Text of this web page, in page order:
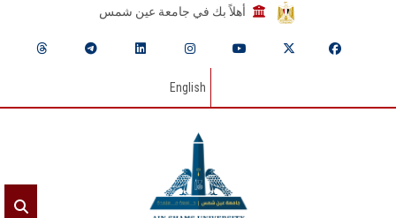
أهلاً بك في جامعة عين شمس
English